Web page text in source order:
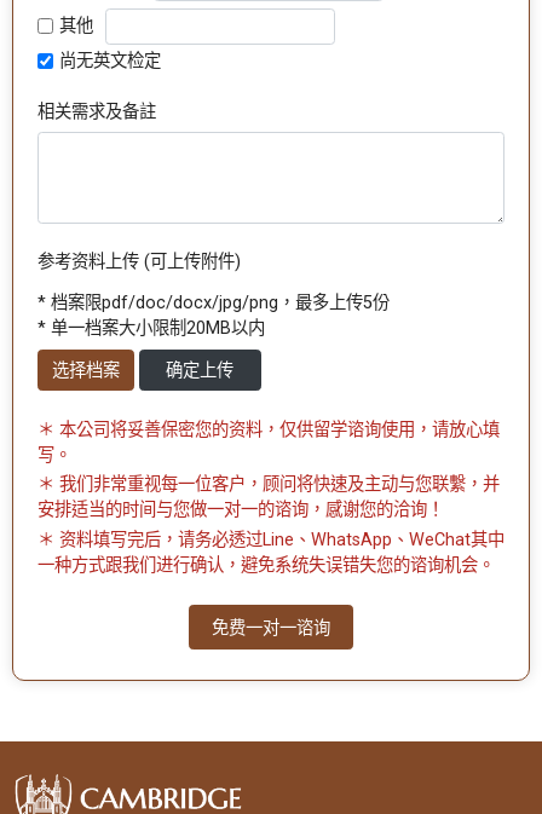
其他
尚无英文检定
相关需求及备註
参考资料上传 (可上传附件)
* 档案限pdf/doc/docx/jpg/png，最多上传5份
* 单一档案大小限制20MB以内
选择档案 确定上传
＊ 本公司将妥善保密您的资料，仅供留学谘询使用，请放心填
写。
＊ 我们非常重视每一位客户，顾问将快速及主动与您联繫，并
安排适当的时间与您做一对一的谘询，感谢您的洽询！
＊ 资料填写完后，请务必透过Line、WhatsApp、WeChat其中
一种方式跟我们进行确认，避免系统失误错失您的谘询机会。
免费一对一谘询